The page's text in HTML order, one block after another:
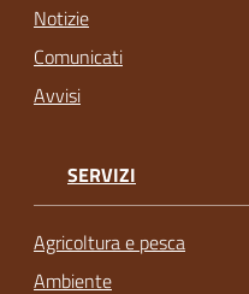
Notizie
Comunicati
Avvisi
SERVIZI
Agricoltura e pesca
Ambiente